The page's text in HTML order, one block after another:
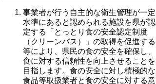
事業者が行う自主的な衛生管理が一定
水準にあると認められる施設を県が認
定する「とっとり食の安全認定制度
（クリーンパス）」の取得を促進する
等により、県民の食の安全を確保し、
食に対する信頼性を向上させることを
目指します。食の安全に対し積極的な
食品等取扱業者と食の安全に対する意